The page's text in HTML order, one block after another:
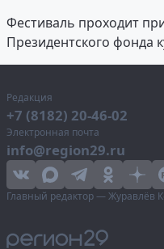
Фестиваль проходит
Президентского фонда
Редакция
+7 (8182) 20-46-02
Электронная почта
info@region29.ru
Главный редактор — Журавлёв